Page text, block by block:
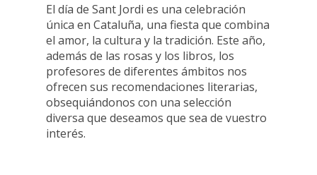
El día de Sant Jordi es una celebración
única en Cataluña, una fiesta que combina
el amor, la cultura y la tradición. Este año,
además de las rosas y los libros, los
profesores de diferentes ámbitos nos
ofrecen sus recomendaciones literarias,
obsequiándonos con una selección
diversa que deseamos que sea de vuestro
interés.